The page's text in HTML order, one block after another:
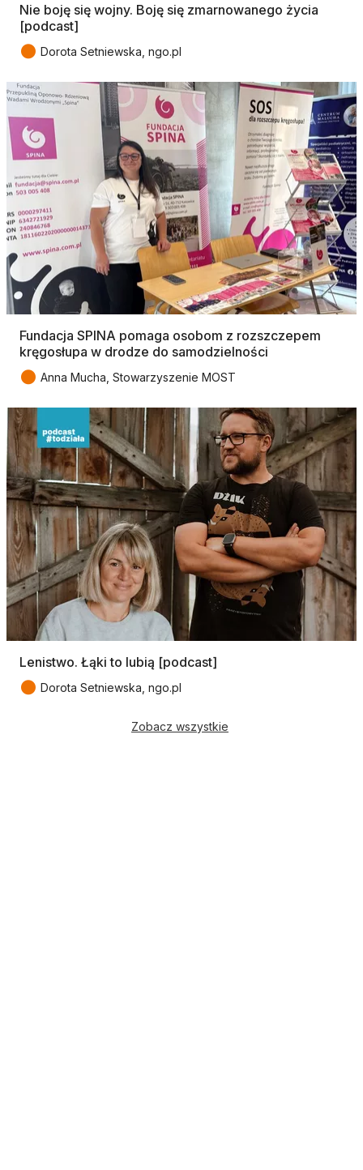
Nie boję się wojny. Boję się zmarnowanego życia
[podcast]
● Dorota Setniewska, ngo.pl
Fundacja SPINA pomaga osobom z rozszczepem
kręgosłupa w drodze do samodzielności
● Anna Mucha, Stowarzyszenie MOST
Lenistwo. Łąki to lubią [podcast]
● Dorota Setniewska, ngo.pl
Zobacz wszystkie